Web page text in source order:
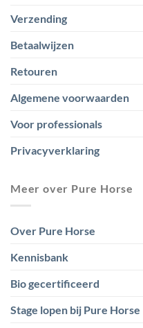
Verzending
Betaalwijzen
Retouren
Algemene voorwaarden
Voor professionals
Privacyverklaring
Meer over Pure Horse
Over Pure Horse
Kennisbank
Bio gecertificeerd
Stage lopen bij Pure Horse